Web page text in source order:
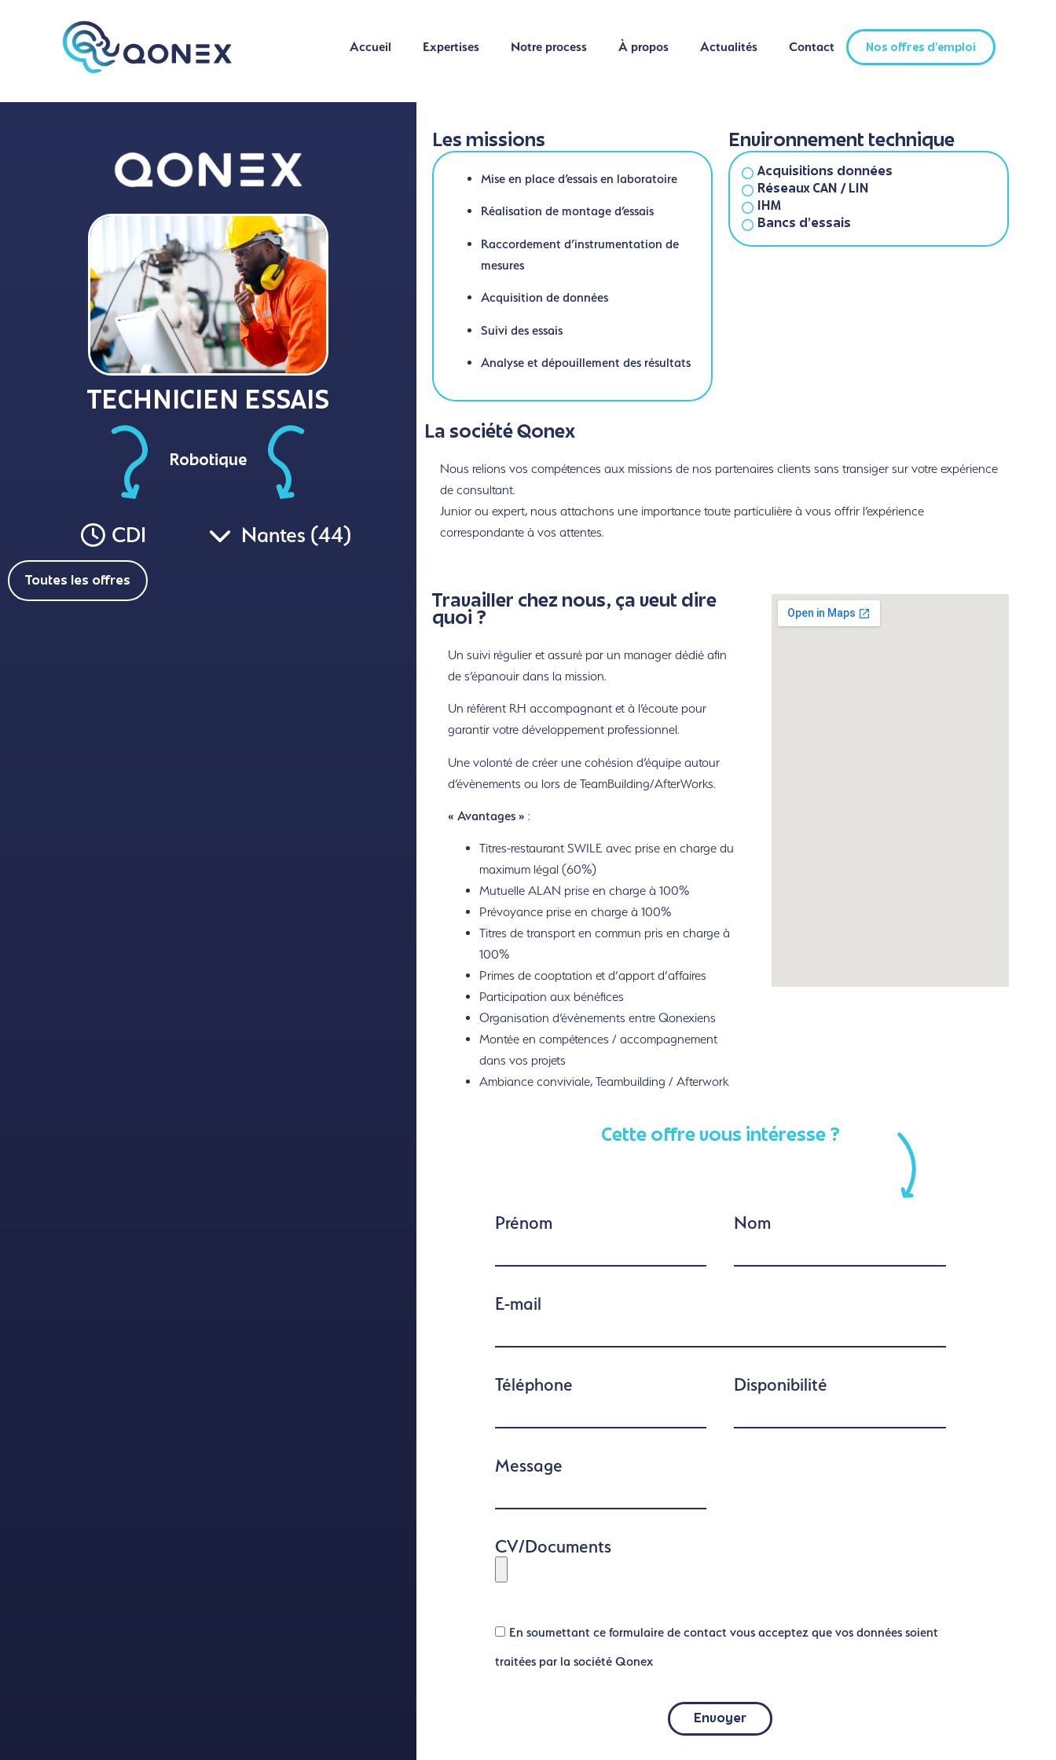
Accueil Expertises Notre process À propos Actualités Contact Nos offres d'emploi
Accueil Expertises Notre process À propos Actualités Contact Nos offres d'emploi
TECHNICIEN ESSAIS
Robotique
CDI Nantes (44)
Toutes les offres
Les missions
Mise en place d’essais en laboratoire
Réalisation de montage d’essais
Raccordement d’instrumentation de
mesures
Acquisition de données
Suivi des essais
Analyse et dépouillement des résultats
Environnement technique
Acquisitions données
Réseaux CAN / LIN
IHM
Bancs d'essais
La société Qonex
Nous relions vos compétences aux missions de nos partenaires clients sans transiger sur votre expérience
de consultant.
Junior ou expert, nous attachons une importance toute particulière à vous offrir l’expérience
correspondante à vos attentes.
Travailler chez nous, ça veut dire
quoi ?
Un suivi régulier et assuré par un manager dédié afin
de s’épanouir dans la mission.
Un référent RH accompagnant et à l’écoute pour
garantir votre développement professionnel.
Une volonté de créer une cohésion d’équipe autour
d’évènements ou lors de TeamBuilding/AfterWorks.
« Avantages » :
Titres-restaurant SWILE avec prise en charge du
maximum légal (60%)
Mutuelle ALAN prise en charge à 100%
Prévoyance prise en charge à 100%
Titres de transport en commun pris en charge à
100%
Primes de cooptation et d’apport d’affaires
Participation aux bénéfices
Organisation d’évènements entre Qonexiens
Montée en compétences / accompagnement
dans vos projets
Ambiance conviviale, Teambuilding / Afterwork
Cette offre vous intéresse ?
Prénom Nom
E-mail
Téléphone Disponibilité
Message
CV/Documents
En soumettant ce formulaire de contact vous acceptez que vos données soient
traitées par la société Qonex
Envoyer